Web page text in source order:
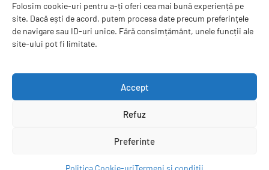
Folosim cookie-uri pentru a-ți oferi cea mai bună experiență pe
site. Dacă ești de acord, putem procesa date precum preferințele
de navigare sau ID-uri unice. Fără consimțământ, unele funcții ale
site-ului pot fi limitate.
Accept
Refuz
Preferinte
Politica Cookie-uriTermeni si conditii
Recenzii
Contact
ANPC